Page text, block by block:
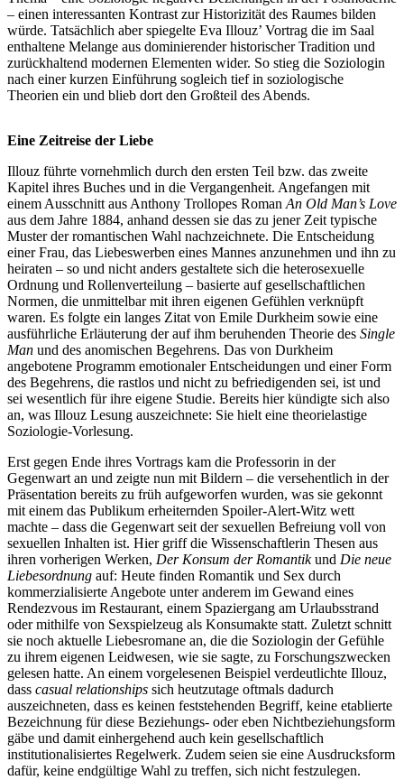
– einen interessanten Kontrast zur Historizität des Raumes bilden
würde. Tatsächlich aber spiegelte Eva Illouz’ Vortrag die im Saal
enthaltene Melange aus dominierender historischer Tradition und
zurückhaltend modernen Elementen wider. So stieg die Soziologin
nach einer kurzen Einführung sogleich tief in soziologische
Theorien ein und blieb dort den Großteil des Abends.
Eine Zeitreise der Liebe
Illouz führte vornehmlich durch den ersten Teil bzw. das zweite
Kapitel ihres Buches und in die Vergangenheit. Angefangen mit
einem Ausschnitt aus Anthony Trollopes Roman An Old Man’s Love
aus dem Jahre 1884, anhand dessen sie das zu jener Zeit typische
Muster der romantischen Wahl nachzeichnete. Die Entscheidung
einer Frau, das Liebeswerben eines Mannes anzunehmen und ihn zu
heiraten – so und nicht anders gestaltete sich die heterosexuelle
Ordnung und Rollenverteilung – basierte auf gesellschaftlichen
Normen, die unmittelbar mit ihren eigenen Gefühlen verknüpft
waren. Es folgte ein langes Zitat von Emile Durkheim sowie eine
ausführliche Erläuterung der auf ihm beruhenden Theorie des Single
Man und des anomischen Begehrens. Das von Durkheim
angebotene Programm emotionaler Entscheidungen und einer Form
des Begehrens, die rastlos und nicht zu befriedigenden sei, ist und
sei wesentlich für ihre eigene Studie. Bereits hier kündigte sich also
an, was Illouz Lesung auszeichnete: Sie hielt eine theorielastige
Soziologie-Vorlesung.
Erst gegen Ende ihres Vortrags kam die Professorin in der
Gegenwart an und zeigte nun mit Bildern – die versehentlich in der
Präsentation bereits zu früh aufgeworfen wurden, was sie gekonnt
mit einem das Publikum erheiternden Spoiler-Alert-Witz wett
machte – dass die Gegenwart seit der sexuellen Befreiung voll von
sexuellen Inhalten ist. Hier griff die Wissenschaftlerin Thesen aus
ihren vorherigen Werken, Der Konsum der Romantikund Die neue
Liebesordnung auf: Heute finden Romantik und Sex durch
kommerzialisierte Angebote unter anderem im Gewand eines
Rendezvous im Restaurant, einem Spaziergang am Urlaubsstrand
oder mithilfe von Sexspielzeug als Konsumakte statt. Zuletzt schnitt
sie noch aktuelle Liebesromane an, die die Soziologin der Gefühle
zu ihrem eigenen Leidwesen, wie sie sagte, zu Forschungszwecken
gelesen hatte. An einem vorgelesenen Beispiel verdeutlichte Illouz,
dass casual relationships sich heutzutage oftmals dadurch
auszeichneten, dass es keinen feststehenden Begriff, keine etablierte
Bezeichnung für diese Beziehungs- oder eben Nichtbeziehungsform
gäbe und damit einhergehend auch kein gesellschaftlich
institutionalisiertes Regelwerk. Zudem seien sie eine Ausdrucksform
dafür, keine endgültige Wahl zu treffen, sich nicht festzulegen.